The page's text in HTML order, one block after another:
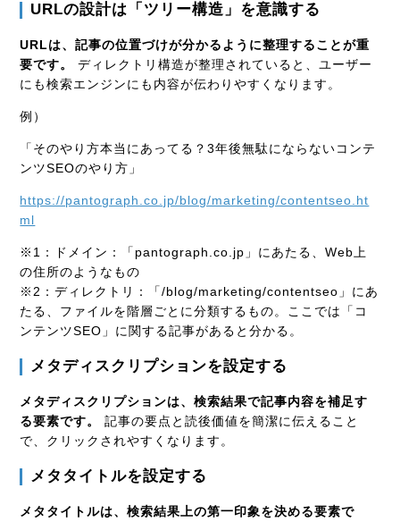
URLの設計は「ツリー構造」を意識する
URLは、記事の位置づけが分かるように整理することが重
要です。
ディレクトリ構造が整理されていると、ユーザー
にも検索エンジンにも内容が伝わりやすくなります。
例）
「そのやり方本当にあってる？3年後無駄にならないコンテ
ンツSEOのやり方」
https://pantograph.co.jp/blog/marketing/contentseo.ht
ml
※1：ドメイン：「pantograph.co.jp」にあたる、Web上
の住所のようなもの
※2：ディレクトリ：「/blog/marketing/contentseo」にあ
たる、ファイルを階層ごとに分類するもの。ここでは「コ
ンテンツSEO」に関する記事があると分かる。
メタディスクリプションを設定する
メタディスクリプションは、検索結果で記事内容を補足す
る要素です。
記事の要点と読後価値を簡潔に伝えること
で、クリックされやすくなります。
メタタイトルを設定する
メタタイトルは、検索結果上の第一印象を決める要素で